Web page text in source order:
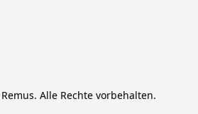
Alle Rechte vorbehalten.